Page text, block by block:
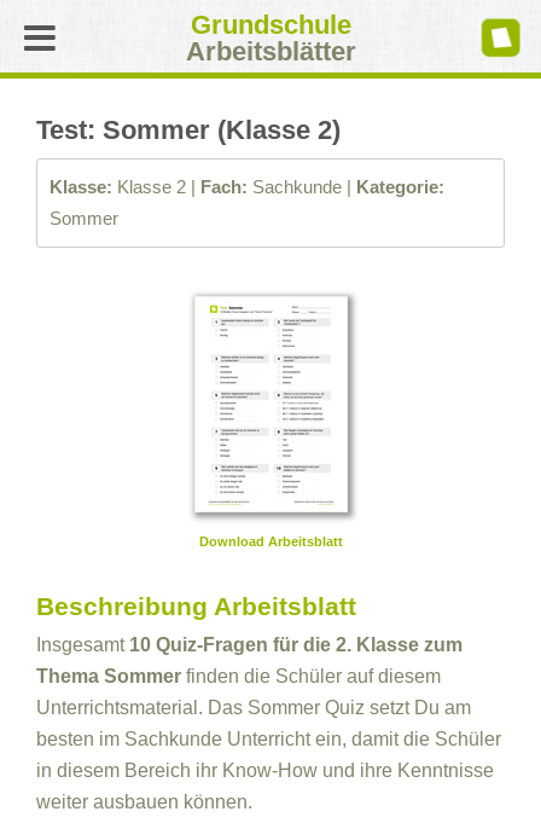
Grundschule
Arbeitsblätter
Test: Sommer (Klasse 2)
Klasse: Klasse 2 | Fach: Sachkunde | Kategorie:
Sommer
Download Arbeitsblatt
Beschreibung Arbeitsblatt
Insgesamt 10 Quiz-Fragen für die 2. Klasse zum
Thema Sommer finden die Schüler auf diesem
Unterrichtsmaterial. Das Sommer Quiz setzt Du am
besten im Sachkunde Unterricht ein, damit die Schüler
in diesem Bereich ihr Know-How und ihre Kenntnisse
weiter ausbauen können.